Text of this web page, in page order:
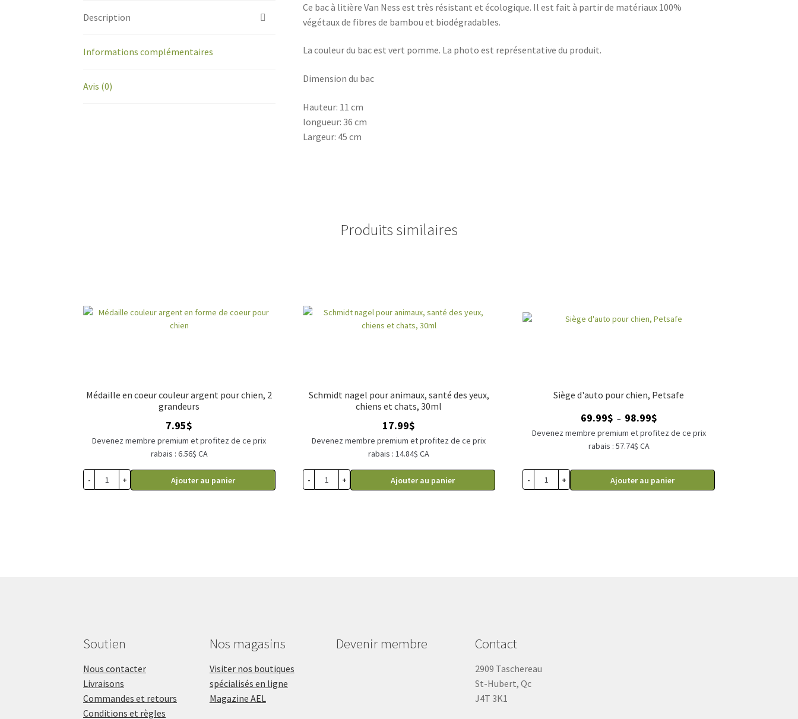
Ce bac à litière Van Ness est très résistant et écologique. Il est fait à partir de matériaux 100%
végétaux de fibres de bambou et biodégradables.
La couleur du bac est vert pomme. La photo est représentative du produit.
Dimension du bac
Hauteur: 11 cm
longueur: 36 cm
Largeur: 45 cm
Description
Informations complémentaires
Avis (0)
Produits similaires
Médaille en coeur couleur argent pour chien, 2
grandeurs
7.95$
Devenez membre premium et profitez de ce prix
rabais : 6.56$ CA
- + Ajouter au panier
Schmidt nagel pour animaux, santé des yeux,
chiens et chats, 30ml
17.99$
Devenez membre premium et profitez de ce prix
rabais : 14.84$ CA
- + Ajouter au panier
Siège d'auto pour chien, Petsafe
69.99$ – 98.99$Plage
de
à
98.99$
Devenez membre premium et profitez de ce prix
rabais : 57.74$ CA
- + Ajouter au panier
Soutien
Nous contacter
Livraisons
Commandes et retours
Conditions et règles
Nos magasins
Visiter nos boutiques
spécialisés en ligne
Magazine AEL
Devenir membre Contact
2909 Taschereau
St-Hubert, Qc
J4T 3K1